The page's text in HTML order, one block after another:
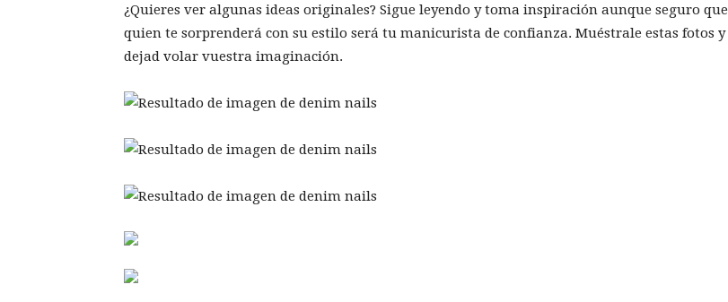
¿Quieres ver algunas ideas originales? Sigue leyendo y toma inspiración aunque seguro que
quien te sorprenderá con su estilo será tu manicurista de confianza. Muéstrale estas fotos y
dejad volar vuestra imaginación.